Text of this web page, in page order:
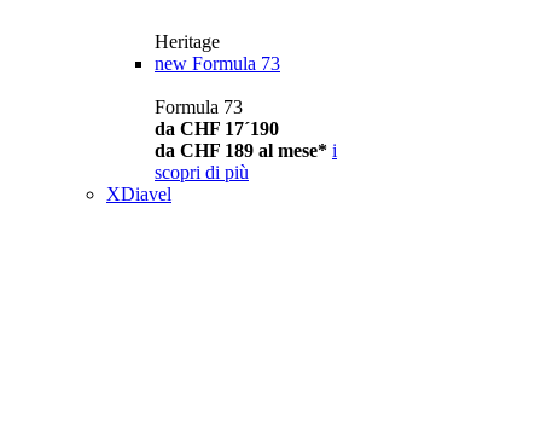
Heritage
new Formula 73
Formula 73
da CHF 17´190
da CHF 189 al mese* i
scopri di più
XDiavel